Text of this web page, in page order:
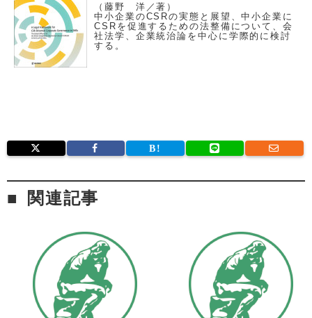
（藤野 洋／著）
中小企業のCSRの実態と展望、中小企業に
CSRを促進するための法整備について、会
社法学、企業統治論を中心に学際的に検討
する。
関連記事